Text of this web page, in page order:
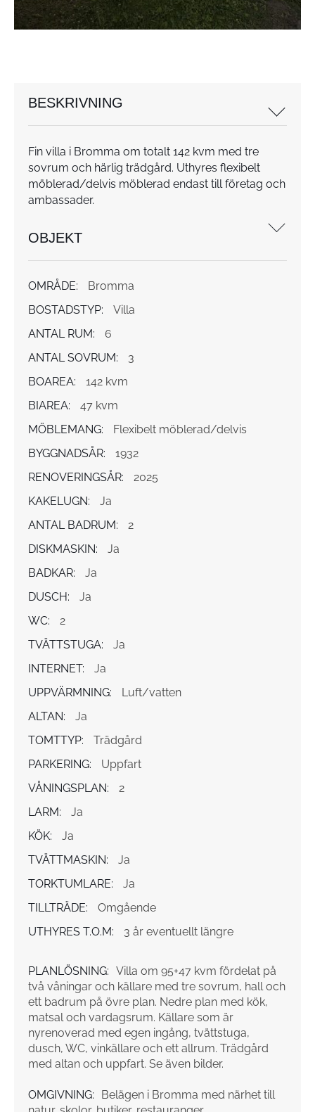
BESKRIVNING
Fin villa i Bromma om totalt 142 kvm med tre
sovrum och härlig trädgård. Uthyres flexibelt
möblerad/delvis möblerad endast till företag och
ambassader.
OBJEKT
OMRÅDE:
Bromma
BOSTADSTYP:
Villa
ANTAL RUM:
6
ANTAL SOVRUM:
3
BOAREA:
142 kvm
BIAREA:
47 kvm
MÖBLEMANG:
Flexibelt möblerad/delvis
BYGGNADSÅR:
1932
RENOVERINGSÅR:
2025
KAKELUGN:
Ja
ANTAL BADRUM:
2
DISKMASKIN:
Ja
BADKAR:
Ja
DUSCH:
Ja
WC:
2
TVÄTTSTUGA:
Ja
INTERNET:
Ja
UPPVÄRMNING:
Luft/vatten
ALTAN:
Ja
TOMTTYP:
Trädgård
PARKERING:
Uppfart
VÅNINGSPLAN:
2
LARM:
Ja
KÖK:
Ja
TVÄTTMASKIN:
Ja
TORKTUMLARE:
Ja
TILLTRÄDE:
Omgående
UTHYRES T.O.M:
3 år eventuellt längre
PLANLÖSNING: Villa om 95+47 kvm fördelat på
två våningar och källare med tre sovrum, hall och
ett badrum på övre plan. Nedre plan med kök,
matsal och vardagsrum. Källare som är
nyrenoverad med egen ingång, tvättstuga,
dusch, WC, vinkällare och ett allrum. Trädgård
med altan och uppfart. Se även bilder.
OMGIVNING:
Belägen i Bromma med närhet till